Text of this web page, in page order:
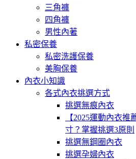
三角褲
四角褲
男性內著
私密保養
私密洗護保養
美胸保養
內衣小知識
各式內衣挑選方式
挑選無痕內衣
【2025運動內衣
寸？掌握挑選3原則
挑選無鋼圈內衣
挑選孕婦內衣